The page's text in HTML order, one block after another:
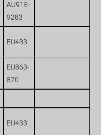
AU915-
9283
EU433
EU863-
870
EU433